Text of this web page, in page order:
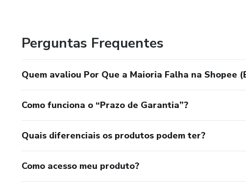
Perguntas Frequentes
Quem avaliou Por Que a Maioria Falha na Shopee
Como funciona o “Prazo de Garantia”?
Quais diferenciais os produtos podem ter?
Como acesso meu produto?